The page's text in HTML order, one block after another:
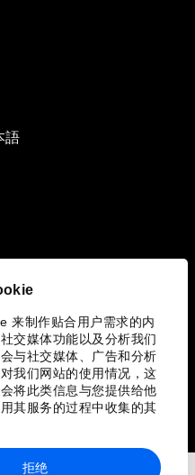
来制作贴合用户需求的内
交媒体功能以及分析我们
与社交媒体、广告和分析
我们网站的使用情况，这
将此类信息与您提供给他
其服务的过程中收集的其
拒绝
語